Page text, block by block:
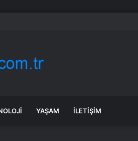
göndermesi
YAŞAM İLETIŞIM